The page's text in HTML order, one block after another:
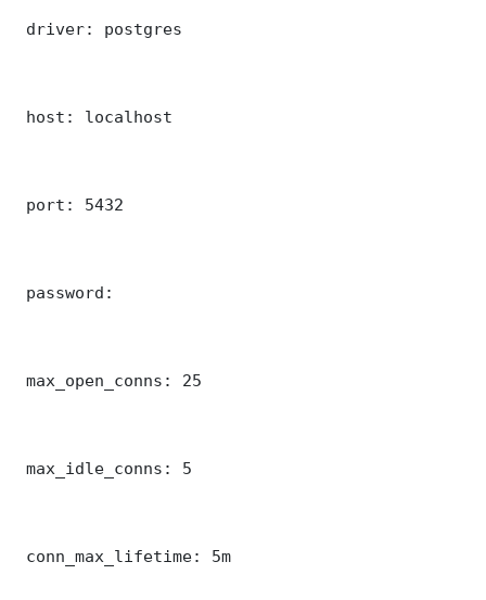
driver: postgres
host: localhost
port: 5432
password:
max_open_conns: 25
max_idle_conns: 5
conn_max_lifetime: 5m